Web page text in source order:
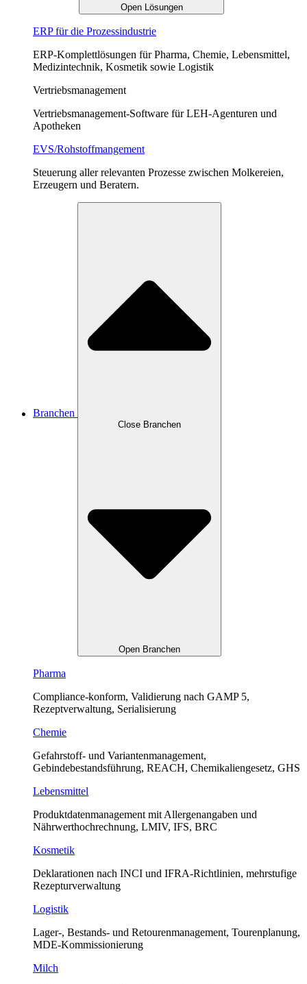
Open Lösungen
ERP für die Prozessindustrie
ERP-Komplettlösungen für Pharma, Chemie, Lebensmittel,
Medizintechnik, Kosmetik sowie Logistik
Vertriebsmanagement
Vertriebsmanagement-Software für LEH-Agenturen und
Apotheken
EVS/Rohstoffmangement
Steuerung aller relevanten Prozesse zwischen Molkereien,
Erzeugern und Beratern.
Branchen
Close Branchen
Open Branchen
Pharma
Compliance-konform, Validierung nach GAMP 5,
Rezeptverwaltung, Serialisierung
Chemie
Gefahrstoff- und Variantenmanagement,
Gebindebestandsführung, REACH, Chemikaliengesetz, GHS
Lebensmittel
Produktdatenmanagement mit Allergenangaben und
Nährwerthochrechnung, LMIV, IFS, BRC
Kosmetik
Deklarationen nach INCI und IFRA-Richtlinien, mehrstufige
Rezepturverwaltung
Logistik
Lager-, Bestands- und Retourenmanagement, Tourenplanung,
MDE-Kommissionierung
Milch